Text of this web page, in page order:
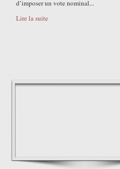
d’imposer un vote nominal...
Lire la suite